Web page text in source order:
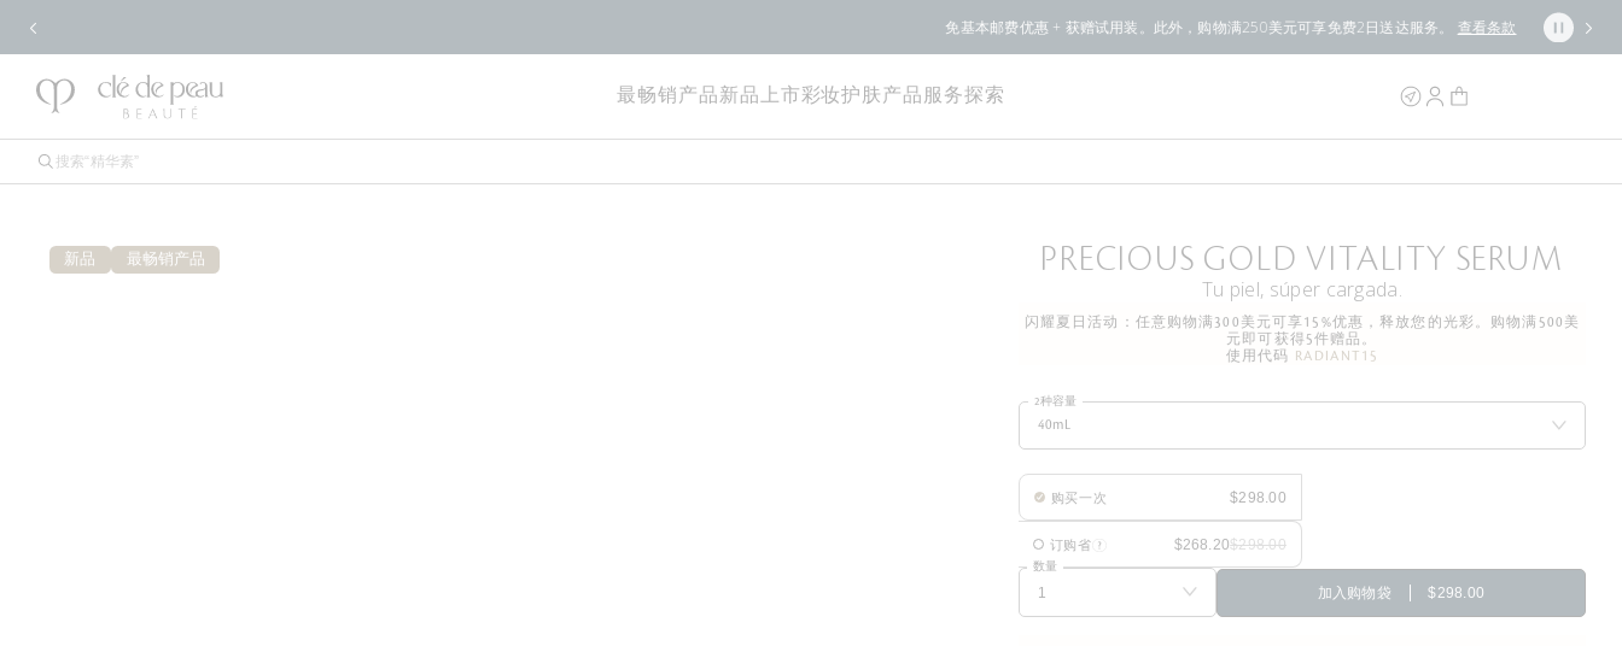
免基本邮费优惠 + 获赠试用装。此外，购物满250美元可享免费2日送达服务。查看条款
最畅销产品新品上市 彩妆护肤产品 服务探索
新品 最畅销产品 PRECIOUS GOLD VITALITY SERUM
Tu piel, súper cargada.
闪耀夏日活动：任意购物满300美元可享15%优惠，释放您的光彩。购物满500美
元即可获得5件赠品。
使用代码
RADIANT15
2种容量
40mL
购买一次
订购省
数量
加入购物袋 $298.00